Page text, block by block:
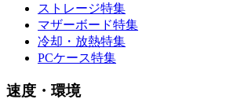
ストレージ特集
マザーボード特集
冷却・放熱特集
PCケース特集
速度・環境